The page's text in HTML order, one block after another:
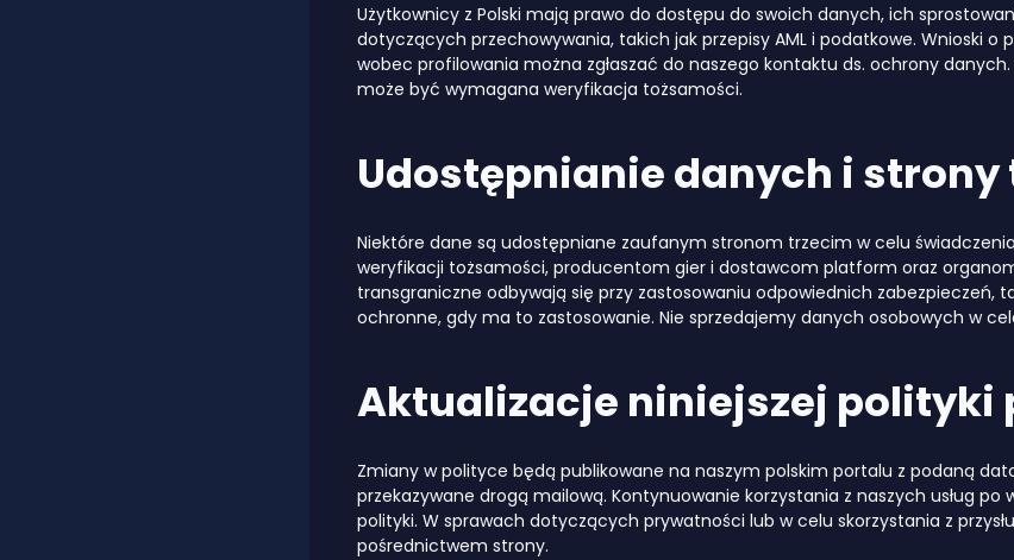
Użytkownicy z Polski mają prawo do dostępu do swoich danych, ich
dotyczących przechowywania, takich jak przepisy AML i podatkowe. Wnioski
wobec profilowania można zgłaszać do naszego kontaktu ds. ochrony
może być wymagana weryfikacja tożsamości.
Udostępnianie danych i strony
Niektóre dane są udostępniane zaufanym stronom trzecim w celu
weryfikacji tożsamości, producentom gier i dostawcom platform oraz
transgraniczne odbywają się przy zastosowaniu odpowiednich zabezpieczeń,
ochronne, gdy ma to zastosowanie. Nie sprzedajemy danych osobowych w
Aktualizacje niniejszej polityki
Zmiany w polityce będą publikowane na naszym polskim portalu z podaną
przekazywane drogą mailową. Kontynuowanie korzystania z naszych usług
polityki. W sprawach dotyczących prywatności lub w celu skorzystania z
pośrednictwem strony.